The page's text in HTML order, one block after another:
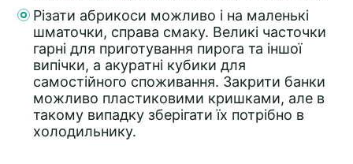
Різати абрикоси можливо і на маленькі
шматочки, справа смаку. Великі часточки
гарні для приготування пирога та іншої
випічки, а акуратні кубики для
самостійного споживання. Закрити банки
можливо пластиковими кришками, але в
такому випадку зберігати їх потрібно в
холодильнику.